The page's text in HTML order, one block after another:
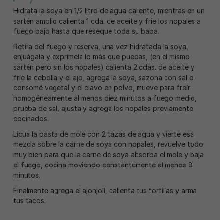
Hidrata la soya en 1/2 litro de agua caliente, mientras en un
sartén amplio calienta 1 cda. de aceite y fríe los nopales a
fuego bajo hasta que reseque toda su baba.
Retira del fuego y reserva, una vez hidratada la soya,
enjuágala y exprímela lo más que puedas, (en el mismo
sartén pero sin los nopales) calienta 2 cdas. de aceite y
fríe la cebolla y el ajo, agrega la soya, sazona con sal o
consomé vegetal y el clavo en polvo, mueve para freír
homogéneamente al menos diez minutos a fuego medio,
prueba de sal, ajusta y agrega los nopales previamente
cocinados.
Licua la pasta de mole con 2 tazas de agua y vierte esa
mezcla sobre la carne de soya con nopales, revuelve todo
muy bien para que la carne de soya absorba el mole y baja
el fuego, cocina moviendo constantemente al menos 8
minutos.
Finalmente agrega el ajonjolí, calienta tus tortillas y arma
tus tacos.